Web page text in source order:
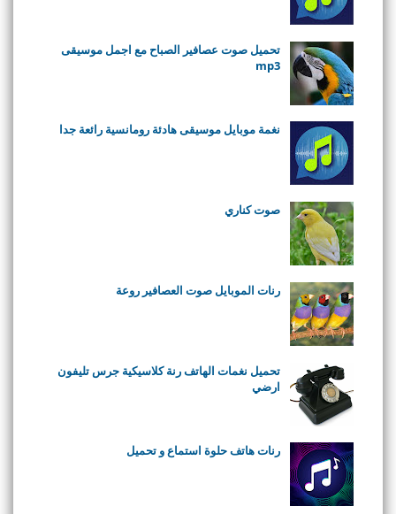
تحميل صوت عصافير الصباح مع اجمل موسيقى
mp3
نغمة موبايل موسيقى هادئة رومانسية رائعة جدا
صوت كناري
رنات الموبايل صوت العصافير روعة
تحميل نغمات الهاتف رنة كلاسيكية جرس تليفون
ارضي
رنات هاتف حلوة استماع و تحميل